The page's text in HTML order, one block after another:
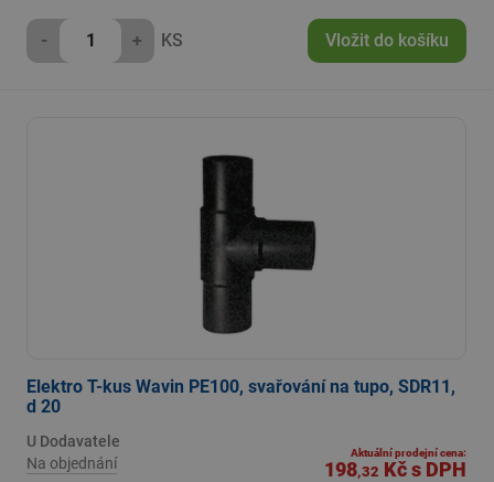
- + KS Vložit do košíku
Elektro T-kus Wavin PE100, svařování na tupo, SDR11,
d 20
U Dodavatele
Na objednání
Aktuální prodejní cena:
198,32 Kčs DPH